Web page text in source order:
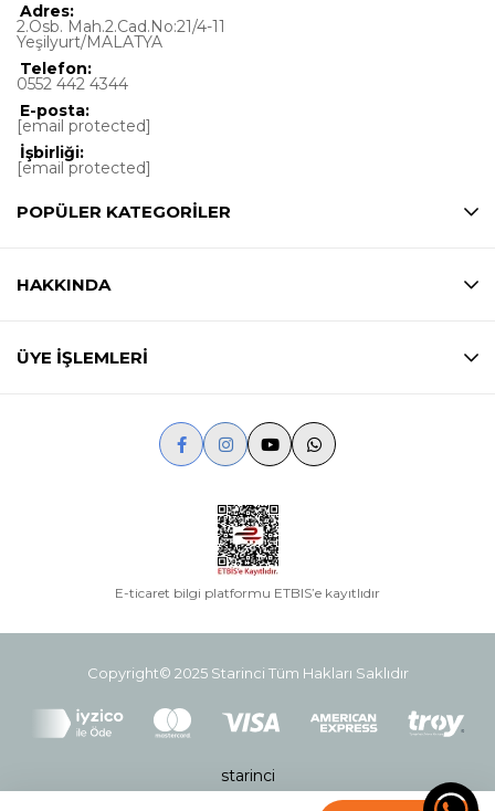
Adres:
2.Osb. Mah.2.Cad.No:21/4-11
Yeşilyurt/MALATYA
Telefon:
0552 442 4344
E-posta:
[email protected]
İşbirliği:
[email protected]
POPÜLER KATEGORİLER
HAKKINDA
ÜYE İŞLEMLERİ
E-ticaret bilgi platformu ETBIS’e kayıtlıdır
Copyright© 2025 Starinci Tüm Hakları Saklıdır
starinci